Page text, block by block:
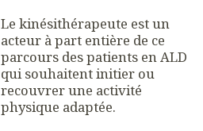
Le kinésithérapeute est un
acteur à part entière de ce
parcours des patients en ALD
qui souhaitent initier ou
recouvrer une activité
physique adaptée.